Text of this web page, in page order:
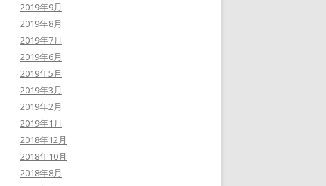
2019年9月
2019年8月
2019年7月
2019年6月
2019年5月
2019年3月
2019年2月
2019年1月
2018年12月
2018年10月
2018年8月